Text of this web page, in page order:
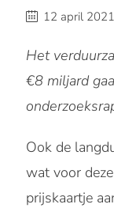
12 april 2021
Het
€8 miljard
Ook de
wat voor
prijskaartje